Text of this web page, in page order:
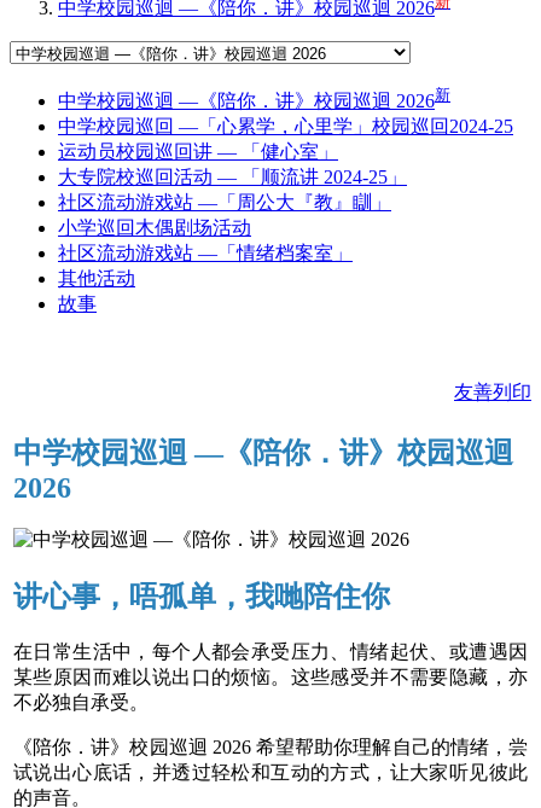
中学校园巡迴 —《陪你．讲》校园巡迴 2026
中学校园巡迴 —《陪你．讲》校园巡迴 2026新
中学校园巡回 —「心累学，心里学」校园巡回2024-25
运动员校园巡回讲 — 「健心室」
大专院校巡回活动 — 「顺流讲 2024-25」
社区流动游戏站 —「周公大『教』瞓」
小学巡回木偶剧场活动
社区流动游戏站 —「情绪档案室」
其他活动
故事
友善列印
中学校园巡迴 —《陪你．讲》校园巡迴
2026
讲心事，唔孤单，我哋陪住你
在日常生活中，每个人都会承受压力、情绪起伏、或遭遇因
某些原因而难以说出口的烦恼。这些感受并不需要隐藏，亦
不必独自承受。
《陪你．讲》校园巡迴 2026 希望帮助你理解自己的情绪，尝
试说出心底话，并透过轻松和互动的方式，让大家听见彼此
的声音。